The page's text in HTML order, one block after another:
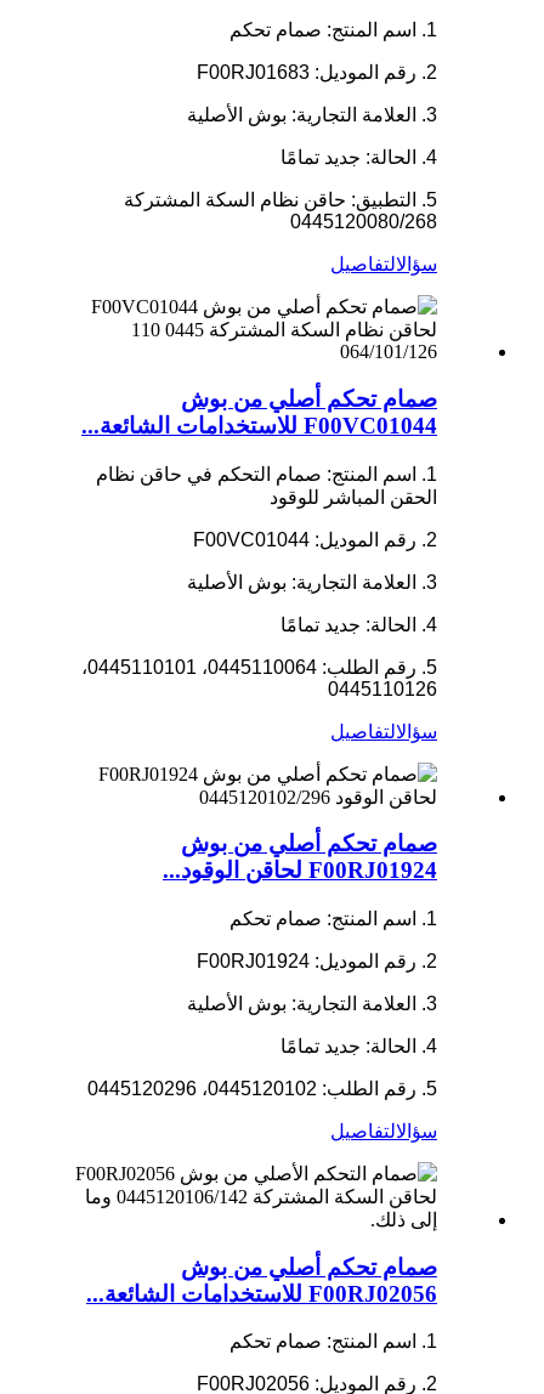
1. اسم المنتج: صمام تحكم
2. رقم الموديل: F00RJ01683
3. العلامة التجارية: بوش الأصلية
4. الحالة: جديد تمامًا
5. التطبيق: حاقن نظام السكة المشتركة
0445120080/268
سؤالالتفاصيل
صمام تحكم أصلي من بوش
F00VC01044 للاستخدامات الشائعة...
1. اسم المنتج: صمام التحكم في حاقن نظام
الحقن المباشر للوقود
2. رقم الموديل: F00VC01044
3. العلامة التجارية: بوش الأصلية
4. الحالة: جديد تمامًا
5. رقم الطلب: 0445110064، 0445110101،
0445110126
سؤالالتفاصيل
صمام تحكم أصلي من بوش
F00RJ01924 لحاقن الوقود...
1. اسم المنتج: صمام تحكم
2. رقم الموديل: F00RJ01924
3. العلامة التجارية: بوش الأصلية
4. الحالة: جديد تمامًا
5. رقم الطلب: 0445120102، 0445120296
سؤالالتفاصيل
صمام تحكم أصلي من بوش
F00RJ02056 للاستخدامات الشائعة...
1. اسم المنتج: صمام تحكم
2. رقم الموديل: F00RJ02056